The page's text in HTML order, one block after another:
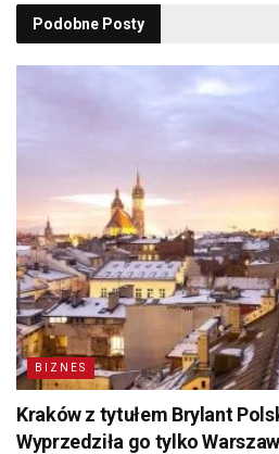
Podobne Posty
BIZNES
Kraków z tytułem Brylant
Wyprzedziła go tylko